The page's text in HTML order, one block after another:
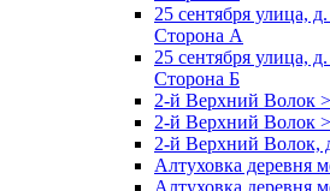
25 сентября улица,
Сторона А
25 сентября улица,
Сторона Б
2-й Верхний Волок
2-й Верхний Волок
2-й Верхний Волок,
Алтуховка деревня
Алтуховка деревня